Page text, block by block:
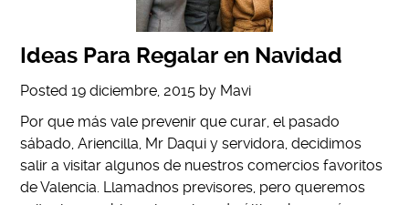
Ideas Para Regalar en Navidad
Posted19 diciembre, 2015 by Mavi
Por que más vale prevenir que curar, el pasado
sábado, Ariencilla, Mr Daqui y servidora, decidimos
salir a visitar algunos de nuestros comercios favoritos
de Valencia. Llamadnos previsores, pero queremos